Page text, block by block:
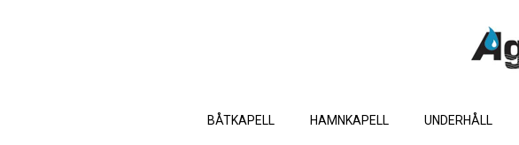
BÅTKAPELL HAMNKAPELL UNDERHÅLL